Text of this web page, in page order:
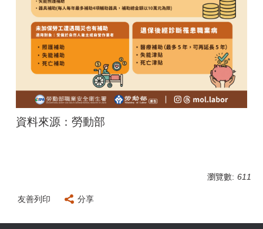
資料來源：勞動部
瀏覽數: 611
友善列印 分享